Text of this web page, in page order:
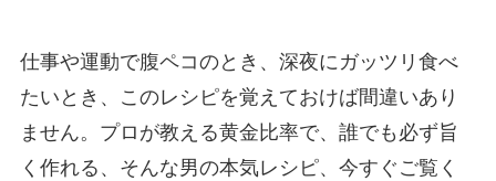
仕事や運動で腹ペコのとき、深夜にガッツリ食べ
たいとき、このレシピを覚えておけば間違いあり
ません。プロが教える黄金比率で、誰でも必ず旨
く作れる、そんな男の本気レシピ、今すぐご覧く